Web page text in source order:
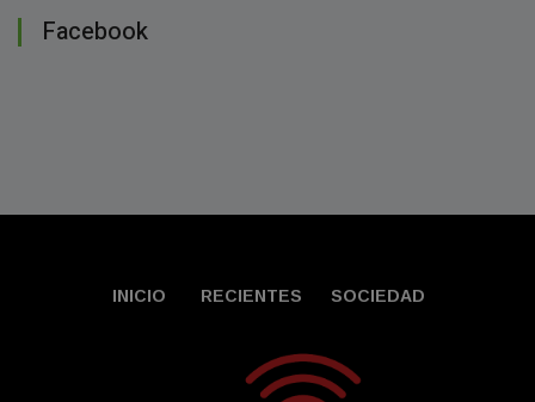
Facebook
INICIO RECIENTES SOCIEDAD